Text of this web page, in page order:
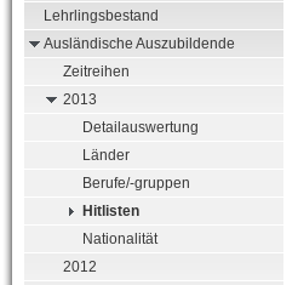
Lehrlingsbestand
Ausländische Auszubildende
Zeitreihen
2013
Detailauswertung
Länder
Berufe/-gruppen
Hitlisten
Nationalität
2012